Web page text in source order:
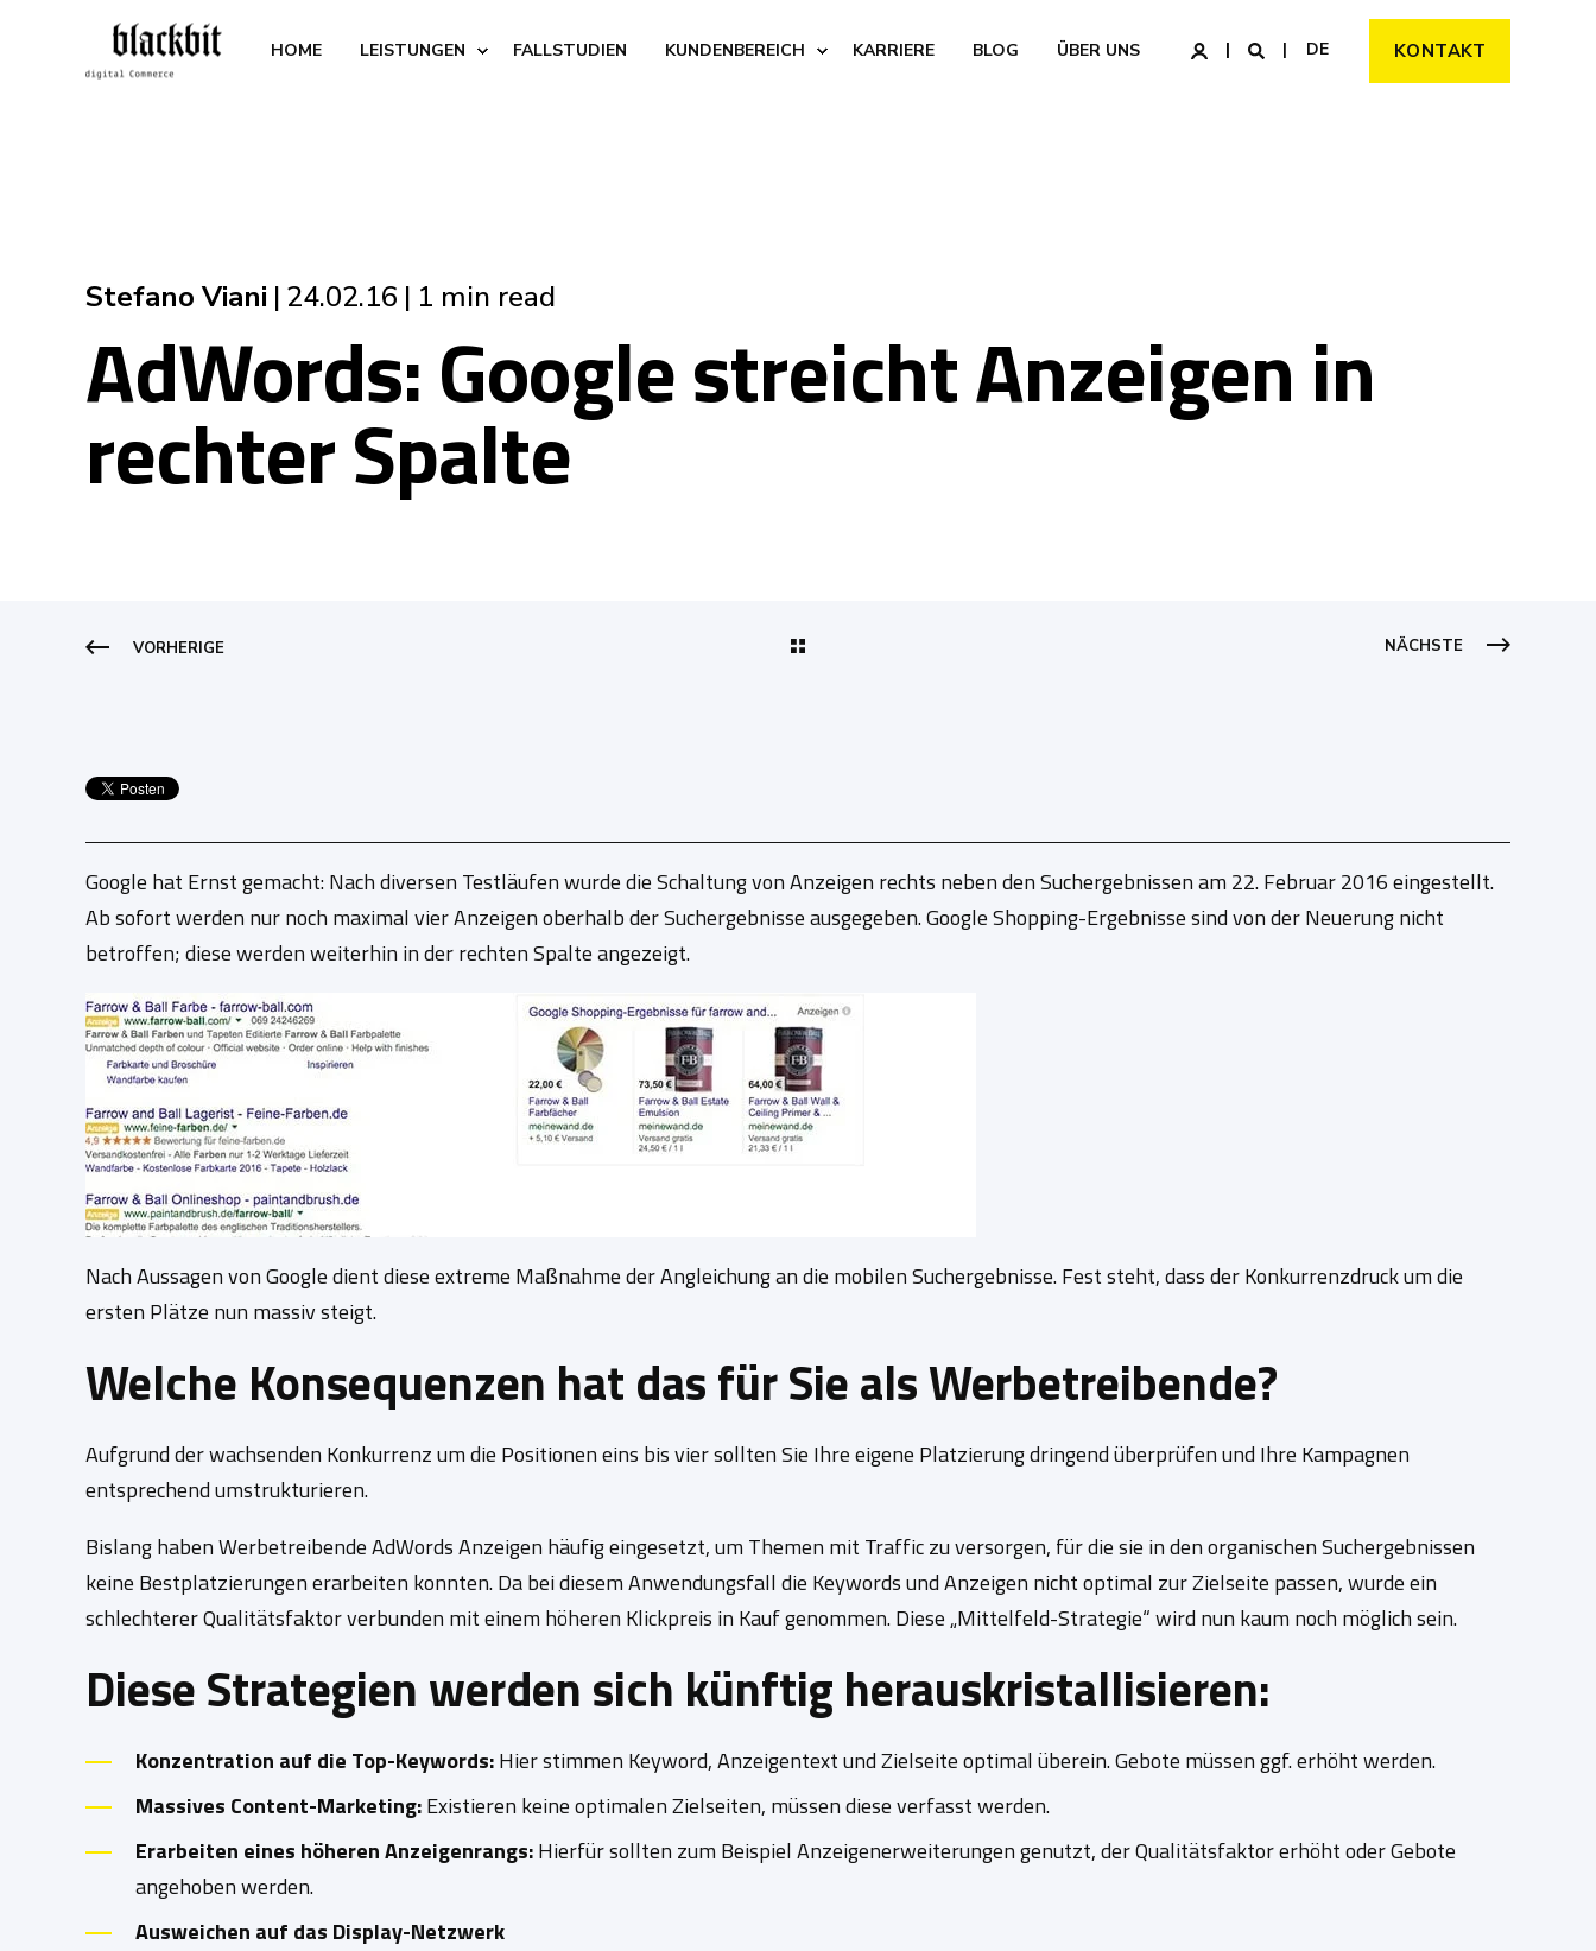
HOME LEISTUNGEN FALLSTUDIEN KUNDENBEREICH KARRIERE BLOG ÜBER UNS DE KONTAKT
Stefano Viani 24.02.16 1 min read
AdWords: Google streicht Anzeigen in
rechter Spalte
VORHERIGE NÄCHSTE
Google hat Ernst gemacht: Nach diversen Testläufen wurde die Schaltung von Anzeigen rechts neben den Suchergebnissen am 22. Februar 2016 eingestellt.
Ab sofort werden nur noch maximal vier Anzeigen oberhalb der Suchergebnisse ausgegeben. Google Shopping-Ergebnisse sind von der Neuerung nicht
betroffen; diese werden weiterhin in der rechten Spalte angezeigt.
Nach Aussagen von Google dient diese extreme Maßnahme der Angleichung an die mobilen Suchergebnisse. Fest steht, dass der Konkurrenzdruck um die
ersten Plätze nun massiv steigt.
Welche Konsequenzen hat das für Sie als Werbetreibende?
Aufgrund der wachsenden Konkurrenz um die Positionen eins bis vier sollten Sie Ihre eigene Platzierung dringend überprüfen und Ihre Kampagnen
entsprechend umstrukturieren.
Bislang haben Werbetreibende AdWords Anzeigen häufig eingesetzt, um Themen mit Traffic zu versorgen, für die sie in den organischen Suchergebnissen
keine Bestplatzierungen erarbeiten konnten. Da bei diesem Anwendungsfall die Keywords und Anzeigen nicht optimal zur Zielseite passen, wurde ein
schlechterer Qualitätsfaktor verbunden mit einem höheren Klickpreis in Kauf genommen. Diese „Mittelfeld-Strategie“ wird nun kaum noch möglich sein.
Diese Strategien werden sich künftig herauskristallisieren:
Konzentration auf die Top-Keywords:Hier stimmen Keyword, Anzeigentext und Zielseite optimal überein. Gebote müssen ggf. erhöht werden.
Massives Content-Marketing:Existieren keine optimalen Zielseiten, müssen diese verfasst werden.
Erarbeiten eines höheren Anzeigenrangs:Hierfür sollten zum Beispiel Anzeigenerweiterungen genutzt, der Qualitätsfaktor erhöht oder Gebote
angehoben werden.
Ausweichen auf das Display-Netzwerk